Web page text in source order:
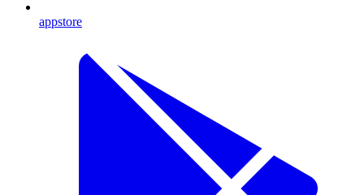
appstore